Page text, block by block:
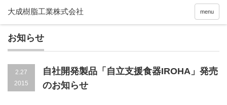
menu
お知らせ
2.27
2015
自社開発製品「自立支援食器IROHA」発売
のお知らせ